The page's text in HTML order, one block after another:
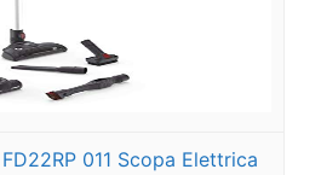
011 Scopa Elettrica